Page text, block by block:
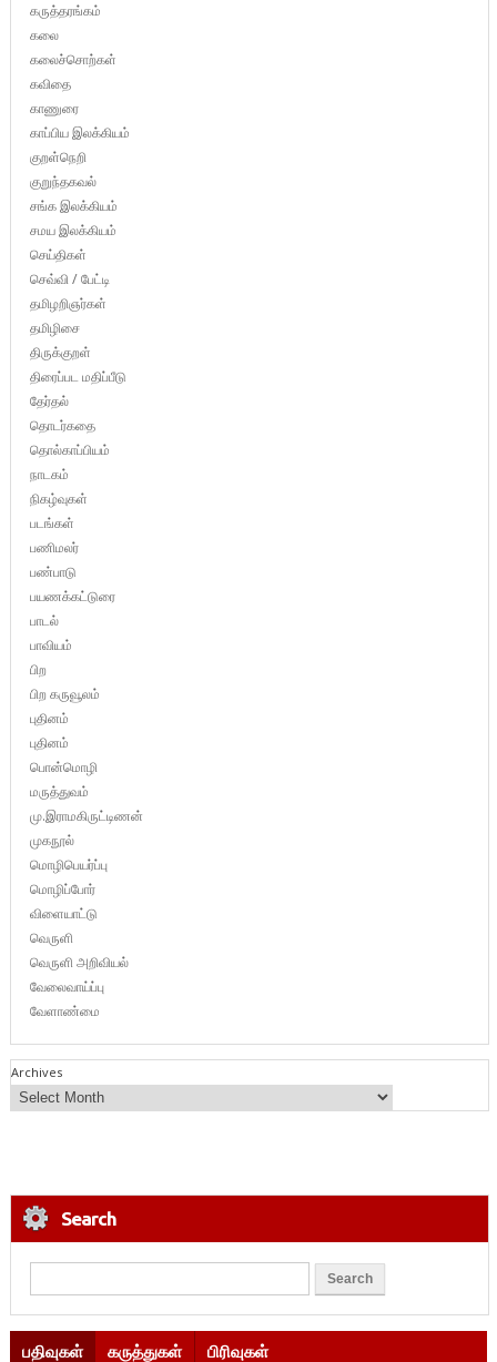
கருத்தரங்கம்
கலை
கலைச்சொற்கள்
கவிதை
காணுரை
காப்பிய இலக்கியம்
குறள்நெறி
குறுந்தகவல்
சங்க இலக்கியம்
சமய இலக்கியம்
செய்திகள்
செவ்வி / பேட்டி
தமிழறிஞர்கள்
தமிழிசை
திருக்குறள்
திரைப்பட மதிப்பீடு
தேர்தல்
தொடர்கதை
தொல்காப்பியம்
நாடகம்
நிகழ்வுகள்
படங்கள்
பணிமலர்
பண்பாடு
பயணக்கட்டுரை
பாடல்
பாவியம்
பிற
பிற கருவூலம்
புதினம்
புதினம்
பொன்மொழி
மருத்துவம்
மு.இராமகிருட்டிணன்
முகநூல்
மொழிபெயர்ப்பு
மொழிப்போர்
விளையாட்டு
வெருளி
வெருளி அறிவியல்
வேலைவாய்ப்பு
வேளாண்மை
Archives
Search
பதிவுகள் கருத்துகள் பிரிவுகள்